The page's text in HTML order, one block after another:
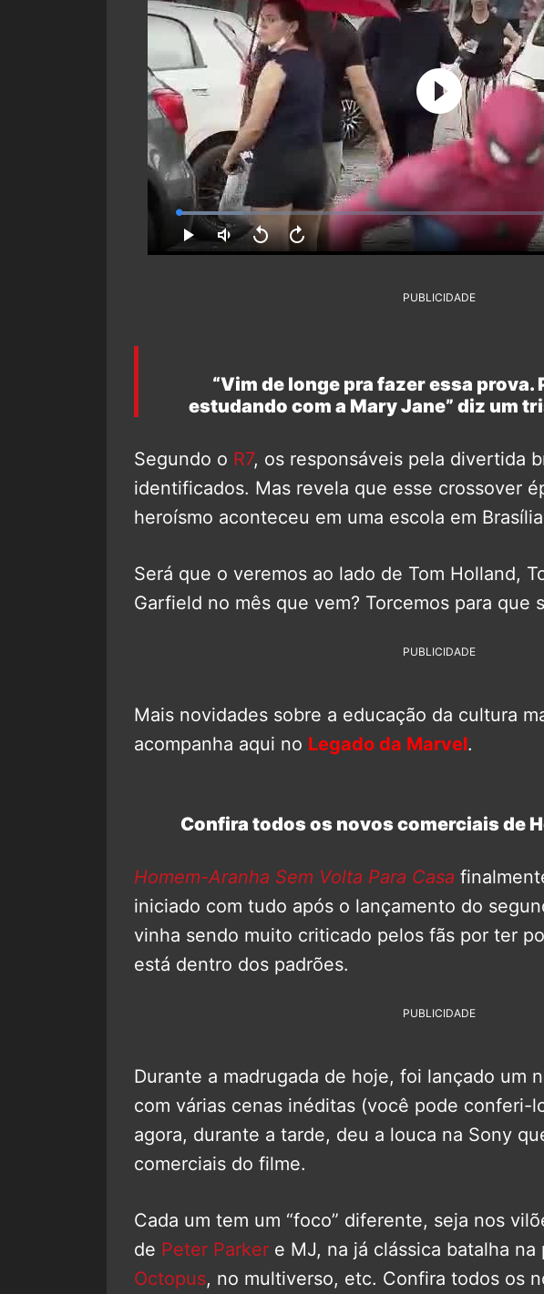
PUBLICIDADE
“Vim de longe pra fazer essa prova.
estudando com a Mary Jane” diz um
Segundo o R7, os responsáveis pela divertida
identificados. Mas revela que esse crossover
heroísmo aconteceu em uma escola em
Será que o veremos ao lado de Tom Holland,
Garfield no mês que vem? Torcemos para que
PUBLICIDADE
Mais novidades sobre a educação da cultura
acompanha aqui no Legado da Marvel.
Confira todos os novos comerciais de
Homem-Aranha Sem Volta Para Casa
iniciado com tudo após o lançamento do
vinha sendo muito criticado pelos fãs por ter
está dentro dos padrões.
PUBLICIDADE
Durante a madrugada de hoje, foi lançado um
com várias cenas inéditas (você pode conferi-
agora, durante a tarde, deu a louca na Sony
comerciais do filme.
Cada um tem um “foco” diferente, seja nos
de Peter Parker e MJ, na já clássica batalha
Octopus, no multiverso, etc. Confira todos os